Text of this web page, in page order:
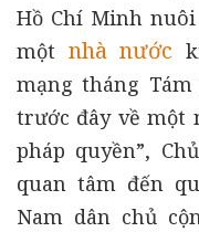
Hồ Chí Minh
một nhà nước
mạng tháng
trước đây về một
pháp quyền”,
quan tâm đến
Nam dân chủ